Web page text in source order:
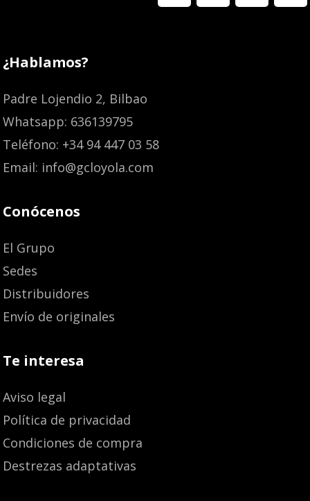
¿Hablamos?
Padre Lojendio 2, Bilbao
Whatsapp: 636139795
Teléfono: +34 94 447 03 58
Email: info@gcloyola.com
Conócenos
El Grupo
Sedes
Distribuidores
Envío de originales
Te interesa
Aviso legal
Política de privacidad
Condiciones de compra
Destrezas adaptativas